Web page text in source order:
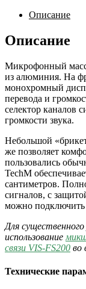
Описание
Описание
Микрофонный
из алюминия. На
монохромный
перевода и
селектор каналов
громкости звука.
Небольшой
же позволяет
пользовались
TechM
сантиметров.
сигналов, с
можно подключить
Для
использование
связи VIS-FS200 во
Технические